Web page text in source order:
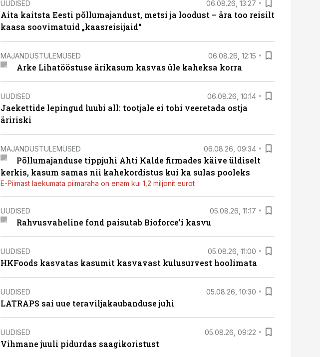
UUDISED 06.08.26, 13:27
Aita kaitsta Eesti põllumajandust, metsi ja loodust – ära too reisilt
kaasa soovimatuid „kaasreisijaid“
MAJANDUSTULEMUSED 06.08.26, 12:15
Arke Lihatööstuse ärikasum kasvas üle kaheksa korra
UUDISED 06.08.26, 10:14
Jaekettide lepingud luubi all: tootjale ei tohi veeretada ostja
äririski
MAJANDUSTULEMUSED 06.08.26, 09:34
Põllumajanduse tippjuhi Ahti Kalde firmades käive üldiselt
kerkis, kasum samas nii kahekordistus kui ka sulas pooleks
E-Piimast laekumata piimaraha on enam kui 1,2 miljonit eurot
UUDISED 05.08.26, 11:17
Rahvusvaheline fond paisutab Bioforce’i kasvu
UUDISED 05.08.26, 11:00
HKFoods kasvatas kasumit kasvavast kulusurvest hoolimata
UUDISED 05.08.26, 10:30
LATRAPS sai uue teraviljakaubanduse juhi
UUDISED 05.08.26, 09:22
Vihmane juuli pidurdas saagikoristust